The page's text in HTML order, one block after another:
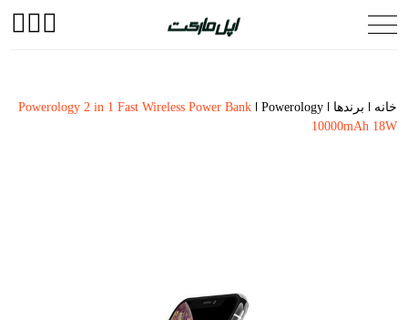
خانه برندها Powerology
Powerology 2 in 1 Fast Wireless Power Bank
10000mAh 18W